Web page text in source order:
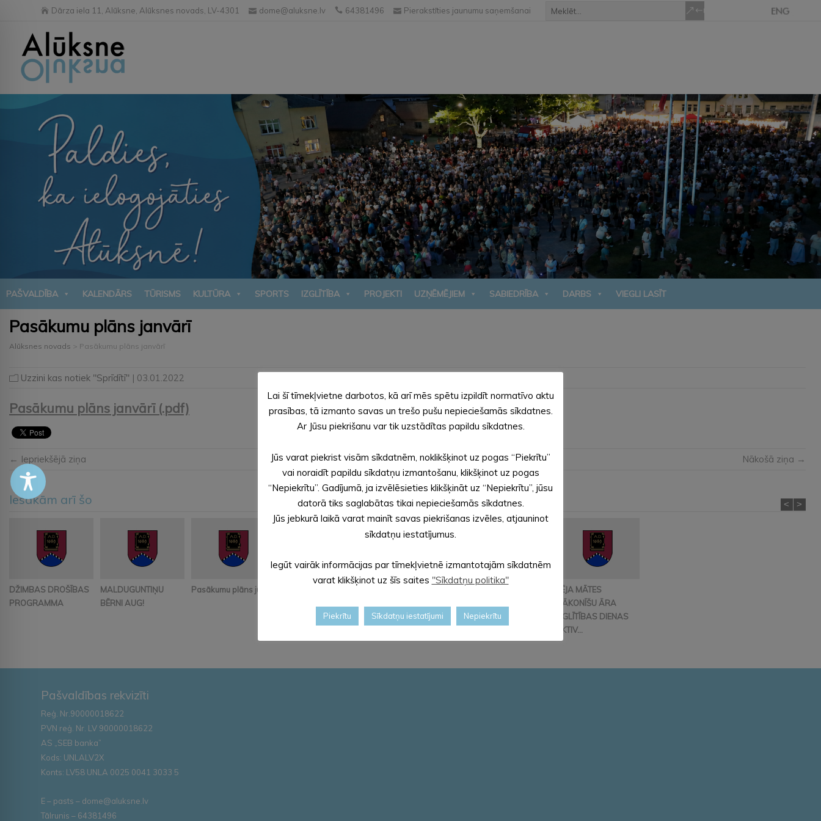
Dārza iela 11, Alūksne, Alūksnes novads, LV-4301 dome@aluksne.lv 64381496 Pierakstīties jaunumu saņemšanai
PAŠVALDĪBA KALENDĀRS TŪRISMS KULTŪRA SPORTS IZGLĪTĪBA PROJEKTI UZŅĒMĒJIEM SABIEDRĪBA DARBS VIEGLI LASĪT
Pasākumu plāns janvārī
Alūksnes novads > Pasākumu plāns janvārī
Uzzini kas notiek "Sprīdītī" | 03.01.2022
Pasākumu plāns janvārī (.pdf)
← Iepriekšējā ziņa Nākošā ziņa →
Iesakām arī šo
DŽIMBAS DROŠĪBAS
PROGRAMMA
MALDUGUNTIŅU
BĒRNI AUG!
Pasākumu plāns jūnijā
UN APKĀRTNE
PEDAGOGIEM
VĒJA MĀTES
MĀKONĪŠU ĀRA
IZGLĪTĪBAS DIENAS
AKTIV...
< >
Pašvaldības rekvizīti
Reģ. Nr.90000018622
PVN reģ. Nr. LV 90000018622
AS „SEB banka”
Kods: UNLALV2X
Konts: LV58 UNLA 0025 0041 3033 5
E – pasts – dome@aluksne.lv
Tālrunis – 64381496
Lai šī tīmekļvietne darbotos, kā arī mēs spētu izpildīt normatīvo aktu
prasības, tā izmanto savas un trešo pušu nepieciešamās sīkdatnes.
Ar Jūsu piekrišanu var tik uzstādītas papildu sīkdatnes.
Jūs varat piekrist visām sīkdatnēm, noklikšķinot uz pogas “Piekrītu”
vai noraidīt papildu sīkdatņu izmantošanu, klikšķinot uz pogas
“Nepiekrītu”. Gadījumā, ja izvēlēsieties klikšķināt uz “Nepiekrītu”, jūsu
datorā tiks saglabātas tikai nepieciešamās sīkdatnes.
Jūs jebkurā laikā varat mainīt savas piekrišanas izvēles, atjauninot
sīkdatņu iestatījumus.
Iegūt vairāk informācijas par tīmekļvietnē izmantotajām sīkdatnēm
varat klikšķinot uz šīs saites "Sīkdatņu politika"
Piekrītu Sīkdatņu iestatījumi Nepiekrītu